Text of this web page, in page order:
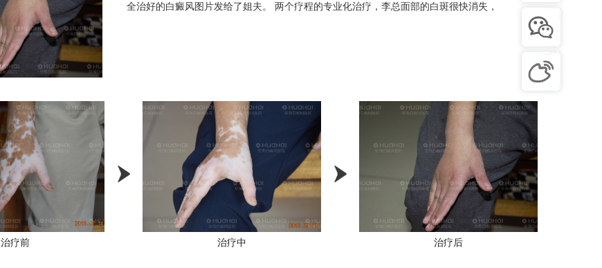
全治好的白癜风图片发给了姐夫。 两个疗程的专业化治疗，李总面部的白斑很快消失，
治疗前 治疗中 治疗后